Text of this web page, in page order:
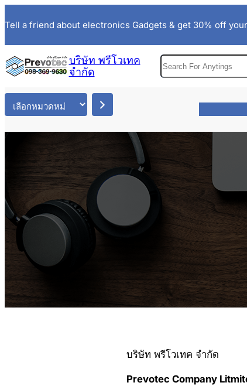
ไป
ยัง
เนื้อหา
Tell a friend about electronics Gadgets & get 30% off
บริษัท พรีโวเทค
จำกัด
S
e
ลื
อ
ด
ห
บริษัท พรีโวเทค จำกัด
Prevotec Company